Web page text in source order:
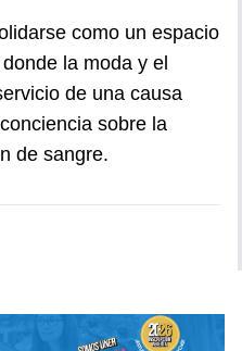
como un espacio
la moda y el
de una causa
sobre la
de sangre.